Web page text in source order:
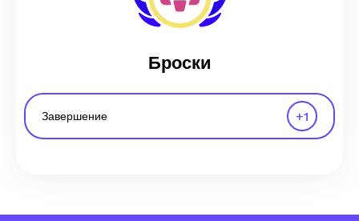
Броски
Завершение +1